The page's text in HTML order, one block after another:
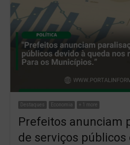
Destaques Economia + 1 more
Prefeitos anunciam
de serviços públicos